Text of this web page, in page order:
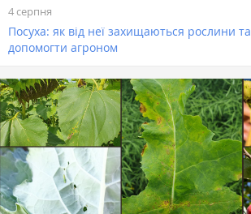
4 серпня
Посуха: як від неї захищаються рослини
допомогти агроном